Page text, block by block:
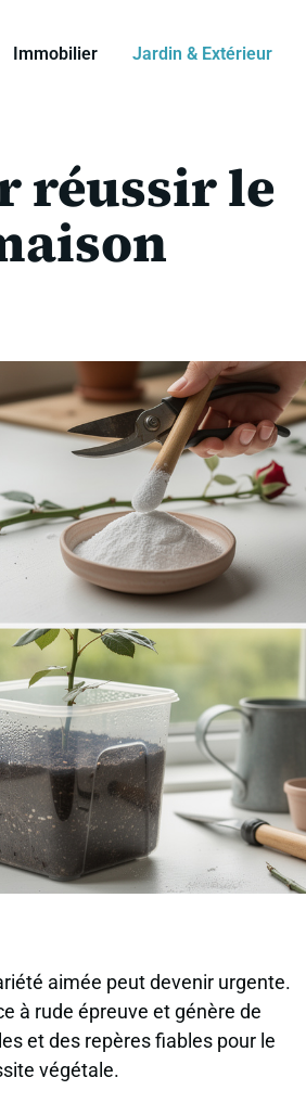
Immobilier Jardin & Extérieur
réussir le
aimée peut devenir urgente.
à rude épreuve et génère de
et des repères fiables pour le
végétale.